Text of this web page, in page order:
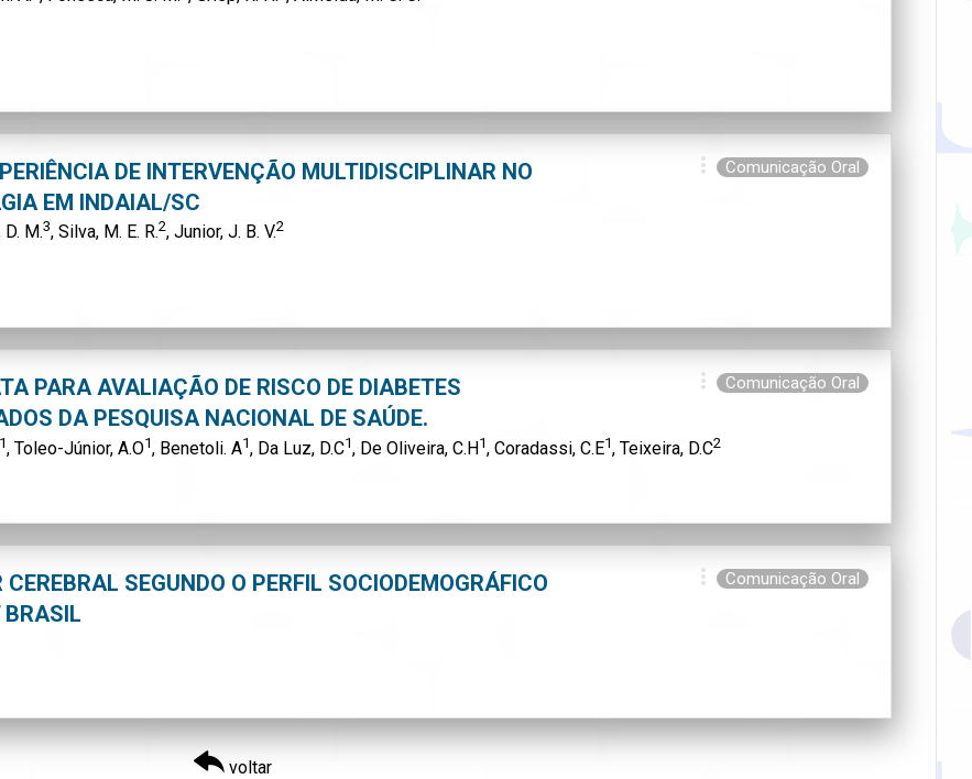
DE INTERVENÇÃO MULTIDISCIPLINAR NO
EM INDAIAL/SC
Comunicação Oral
D. M.3, Silva, M. E. R.2, Junior, J. B. V.2
PARA AVALIAÇÃO DE RISCO DE DIABETES
DA PESQUISA NACIONAL DE SAÚDE.
Comunicação Oral
1, Toleo-Júnior, A.O1, Benetoli. A1, Da Luz, D.C1, De Oliveira, C.H1, Coradassi, C.E1, Teixeira, D.C2
SEGUNDO O PERFIL SOCIODEMOGRÁFICO
BRASIL
Comunicação Oral
voltar